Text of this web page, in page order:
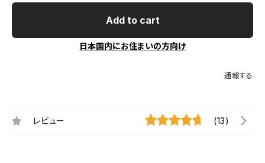
Add to cart
日本国内にお住まいの方向け
通報する
レビュー (13)